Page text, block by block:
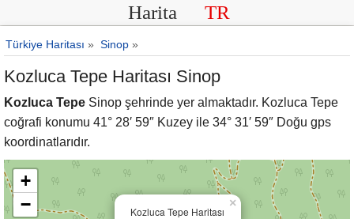
Harita TR
Türkiye Haritası » Sinop »
Kozluca Tepe Haritası Sinop
Kozluca Tepe Sinop şehrinde yer almaktadır. Kozluca Tepe
coğrafi konumu 41° 28′ 59″ Kuzey ile 34° 31′ 59″ Doğu gps
koordinatlarıdır.
Kozluca Tepe Haritası
×
+
−